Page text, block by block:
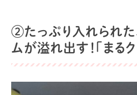
②たっぷり入れられた
ムが溢れ出す！「まるク